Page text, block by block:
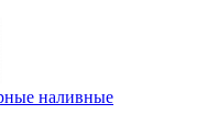
наливные